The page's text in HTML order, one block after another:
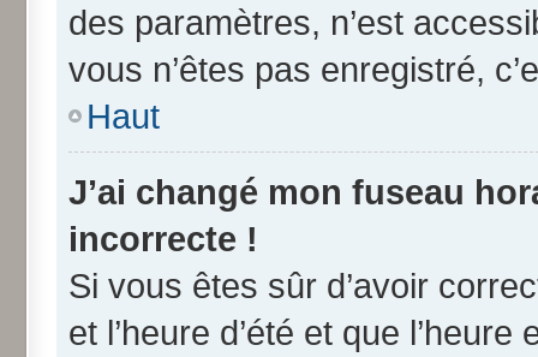
des paramètres, n’est
vous n’êtes pas enregistré,
Haut
J’ai changé mon fuseau
incorrecte !
Si vous êtes sûr d’avoir
et l’heure d’été et que